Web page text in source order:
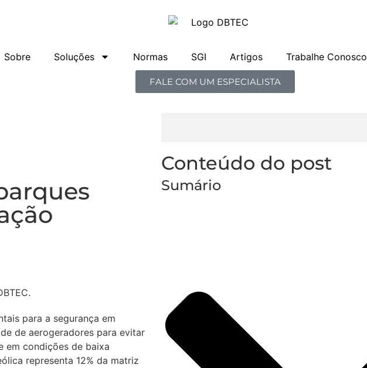
Sobre Soluções Normas SGI Artigos Trabalhe Conosco
FALE COM UM ESPECIALISTA
para a segurança em
de aerogeradores para evitar
em condições de baixa
representa 12% da matriz
Conteúdo do post
Sumário